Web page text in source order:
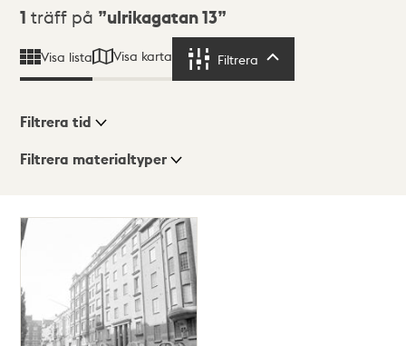
Sökresultat
1 träff på ulrikagatan 13
Visa lista Visa karta Filtrera
Visningsläge
Filtrera tid
Filtrera materialtyper
träffar